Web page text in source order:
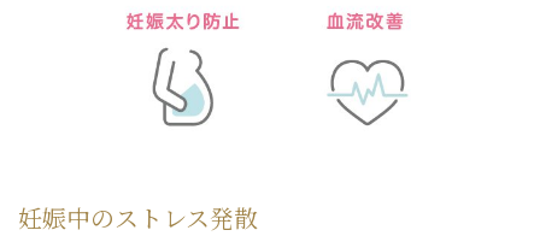
妊娠中のストレス発散